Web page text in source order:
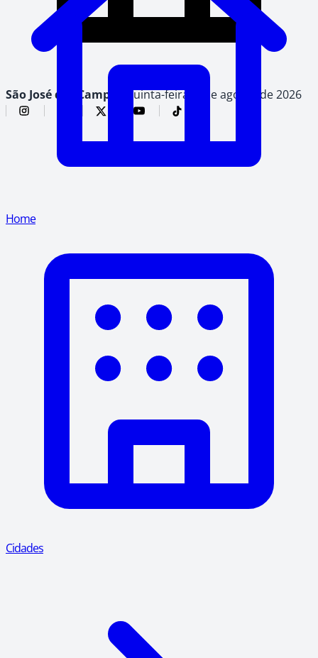
São José dos Campos, quinta-feira, 6 de agosto de 2026
Home
Cidades